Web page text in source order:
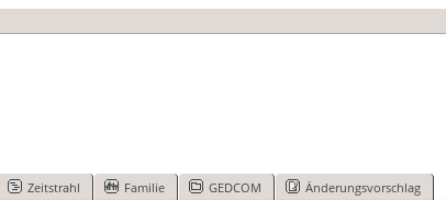
Zeitstrahl Familie GEDCOM Änderungsvorschlag